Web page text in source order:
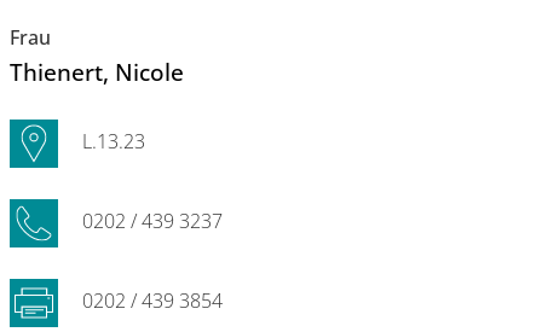
Frau
Thienert, Nicole
L.13.23
0202 / 439 3237
0202 / 439 3854